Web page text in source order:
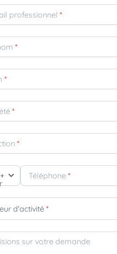
professionnel *
*
*
*
*
+ Téléphone *
d'activité*
sur votre demande